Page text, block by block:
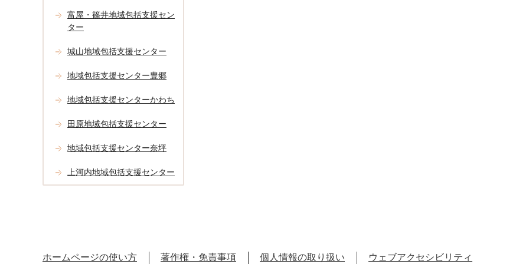
富屋・篠井地域包括支援セン
ター
城山地域包括支援センター
地域包括支援センター豊郷
地域包括支援センターかわち
田原地域包括支援センター
地域包括支援センター奈坪
上河内地域包括支援センター
ホームページの使い方 著作権・免責事項 個人情報の取り扱い ウェブアクセシビリティ